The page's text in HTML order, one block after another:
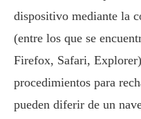
dispositivo mediante la
(entre los que se
Firefox, Safari,
procedimientos para
pueden diferir de un